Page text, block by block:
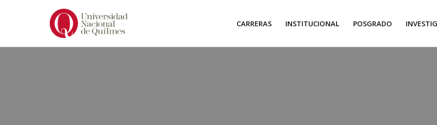
CARRERAS INSTITUCIONAL POSGRADO